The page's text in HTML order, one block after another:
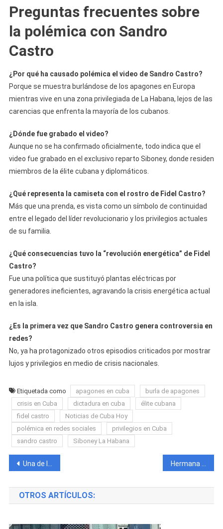
Preguntas frecuentes sobre
la polémica con Sandro
Castro
¿Por qué ha causado polémica el video de Sandro Castro?
Porque se muestra burlándose de los apagones en Europa
mientras vive en una zona privilegiada de La Habana, lejos de las
carencias que enfrenta la mayoría de los cubanos.
¿Dónde fue grabado el video?
Aunque no se ha confirmado oficialmente, todo indica que el
video fue grabado en el exclusivo reparto Siboney, donde residen
miembros de la élite cubana y diplomáticos.
¿Qué representa la camiseta con el rostro de Fidel Castro?
Más que una prenda, es vista como un símbolo de continuidad
entre el legado del líder revolucionario y los privilegios actuales
de su familia.
¿Qué consecuencias tuvo la “revolución energética” de Fidel
Castro?
Fue una política que sustituyó plantas eléctricas por
generadores ineficientes, agravando la crisis energética actual
en la isla.
¿Es la primera vez que Sandro Castro genera controversia en
redes?
No, ya ha protagonizado otros episodios criticados por mostrar
lujos y privilegios en medio de crisis nacionales.
Etiquetada como apagones en cuba
burla de apagones
crisis en Cuba
dictadura en cuba
élite cubana
fidel castro
Noticias de Cuba Hoy
polémica en redes sociales
privilegios en Cuba
sandro castro
Siboney La Habana
Navegación
de
entradas
Una de las novias de Chocolate MC rompe el silencio tras su arresto: “Yo no te voy a dejar solo” Hermana de Chocolate MC responde a las críticas por guardar silencio tras su arresto: “Yo tengo que seguir haciendo dólares”
OTROS ARTÍCULOS: